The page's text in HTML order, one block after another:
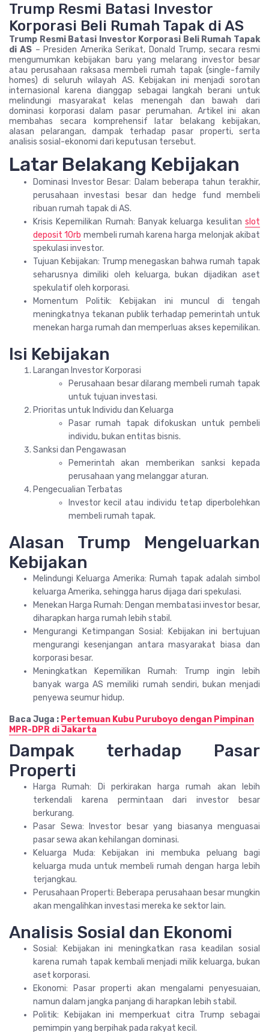
Trump Resmi Batasi Investor
Korporasi Beli Rumah Tapak di AS
Trump Resmi Batasi Investor Korporasi Beli Rumah Tapak
di AS – Presiden Amerika Serikat, Donald Trump, secara resmi
mengumumkan kebijakan baru yang melarang investor besar
atau perusahaan raksasa membeli rumah tapak (single-family
homes) di seluruh wilayah AS. Kebijakan ini menjadi sorotan
internasional karena dianggap sebagai langkah berani untuk
melindungi masyarakat kelas menengah dan bawah dari
dominasi korporasi dalam pasar perumahan. Artikel ini akan
membahas secara komprehensif latar belakang kebijakan,
alasan pelarangan, dampak terhadap pasar properti, serta
analisis sosial-ekonomi dari keputusan tersebut.
Latar Belakang Kebijakan
Dominasi Investor Besar: Dalam beberapa tahun terakhir,
perusahaan investasi besar dan hedge fund membeli
ribuan rumah tapak di AS.
Krisis Kepemilikan Rumah: Banyak keluarga kesulitan slot
deposit 10rb membeli rumah karena harga melonjak akibat
spekulasi investor.
Tujuan Kebijakan: Trump menegaskan bahwa rumah tapak
seharusnya dimiliki oleh keluarga, bukan dijadikan aset
spekulatif oleh korporasi.
Momentum Politik: Kebijakan ini muncul di tengah
meningkatnya tekanan publik terhadap pemerintah untuk
menekan harga rumah dan memperluas akses kepemilikan.
Isi Kebijakan
Larangan Investor Korporasi
Perusahaan besar dilarang membeli rumah tapak
untuk tujuan investasi.
Prioritas untuk Individu dan Keluarga
Pasar rumah tapak difokuskan untuk pembeli
individu, bukan entitas bisnis.
Sanksi dan Pengawasan
Pemerintah akan memberikan sanksi kepada
perusahaan yang melanggar aturan.
Pengecualian Terbatas
Investor kecil atau individu tetap diperbolehkan
membeli rumah tapak.
Alasan Trump Mengeluarkan
Kebijakan
Melindungi Keluarga Amerika: Rumah tapak adalah simbol
keluarga Amerika, sehingga harus dijaga dari spekulasi.
Menekan Harga Rumah: Dengan membatasi investor besar,
diharapkan harga rumah lebih stabil.
Mengurangi Ketimpangan Sosial: Kebijakan ini bertujuan
mengurangi kesenjangan antara masyarakat biasa dan
korporasi besar.
Meningkatkan Kepemilikan Rumah: Trump ingin lebih
banyak warga AS memiliki rumah sendiri, bukan menjadi
penyewa seumur hidup.
Baca Juga : Pertemuan Kubu Puruboyo dengan Pimpinan
MPR-DPR di Jakarta
Dampak terhadap Pasar
Properti
Harga Rumah: Di perkirakan harga rumah akan lebih
terkendali karena permintaan dari investor besar
berkurang.
Pasar Sewa: Investor besar yang biasanya menguasai
pasar sewa akan kehilangan dominasi.
Keluarga Muda: Kebijakan ini membuka peluang bagi
keluarga muda untuk membeli rumah dengan harga lebih
terjangkau.
Perusahaan Properti: Beberapa perusahaan besar mungkin
akan mengalihkan investasi mereka ke sektor lain.
Analisis Sosial dan Ekonomi
Sosial: Kebijakan ini meningkatkan rasa keadilan sosial
karena rumah tapak kembali menjadi milik keluarga, bukan
aset korporasi.
Ekonomi: Pasar properti akan mengalami penyesuaian,
namun dalam jangka panjang di harapkan lebih stabil.
Politik: Kebijakan ini memperkuat citra Trump sebagai
pemimpin yang berpihak pada rakyat kecil.